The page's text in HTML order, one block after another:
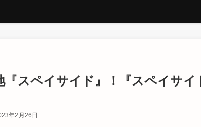
スペイサイド』！『スペイサイ
年2月26日